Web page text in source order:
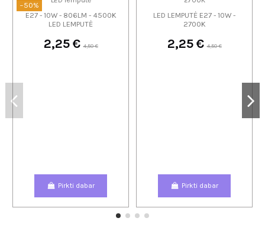
−50%
E27 - 10W - 806LM - 4500K
LED LEMPUTĖ
2,25 €4,50 €
Pirkti dabar
LED LEMPUTĖ E27 - 10W -
2700K
2,25 €4,50 €
Pirkti dabar